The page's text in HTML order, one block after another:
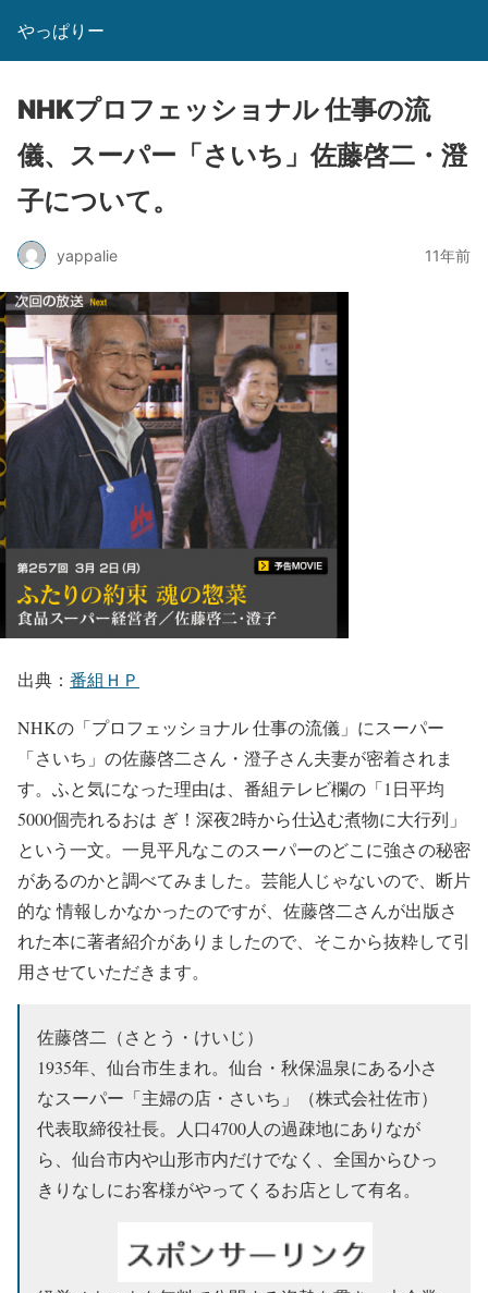
やっぱりー
NHKプロフェッショナル 仕事の流
儀、スーパー「さいち」佐藤啓二・澄
子について。
yappalie 11年前
出典： 番組ＨＰ
NHKの「プロフェッショナル 仕事の流儀」にスーパー
「さいち」の佐藤啓二さん・澄子さん夫妻が密着されま
す。ふと気になった理由は、番組テレビ欄の「1日平均
5000個売れるおは ぎ！深夜2時から仕込む煮物に大行列」
という一文。一見平凡なこのスーパーのどこに強さの秘密
があるのかと調べてみました。芸能人じゃないので、断片
的な 情報しかなかったのですが、佐藤啓二さんが出版さ
れた本に著者紹介がありましたので、そこから抜粋して引
用させていただきます。
佐藤啓二（さとう・けいじ）
1935年、仙台市生まれ。仙台・秋保温泉にある小さ
なスーパー「主婦の店・さいち」（株式会社佐市）
代表取締役社長。人口4700人の過疎地にありなが
ら、仙台市内や山形市内だけでなく、全国からひっ
きりなしにお客様がやってくるお店として有名。